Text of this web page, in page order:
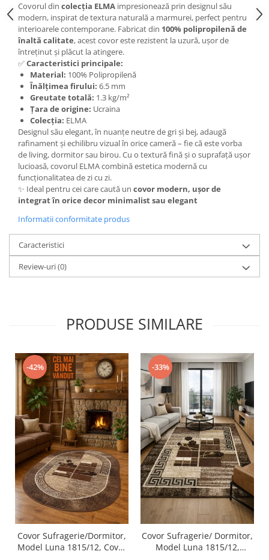
Covorul din colecția ELMA impresionează prin designul său
modern, inspirat de textura naturală a marmurei, perfect pentru
interioarele contemporane. Fabricat din 100% polipropilenă de
înaltă calitate, acest covor este rezistent la uzură, ușor de
întreținut și plăcut la atingere.
✅Caracteristici principale:
Material: 100% Polipropilenă
Înălțimea firului: 6.5 mm
Greutate totală: 1.3 kg/m²
Țara de origine: Ucraina
Colecția: ELMA
Designul său elegant, în nuanțe neutre de gri și bej, adaugă
rafinament și echilibru vizual în orice cameră – fie că este vorba
de living, dormitor sau birou. Cu o textură fină și o suprafață ușor
lucioasă, covorul ELMA combină estetica modernă cu
funcționalitatea de zi cu zi.
✨ Ideal pentru cei care caută un covor modern, ușor de
integrat în orice decor minimalist sau elegant
Informatii conformitate produs
Caracteristici
Review-uri(0)
PRODUSE SIMILARE
-42%
Covor Sufragerie/Dormitor,
Model Luna 1815/12, Covor
-33%
Covor Sufragerie/ Dormitor,
Model Luna 1815/12,